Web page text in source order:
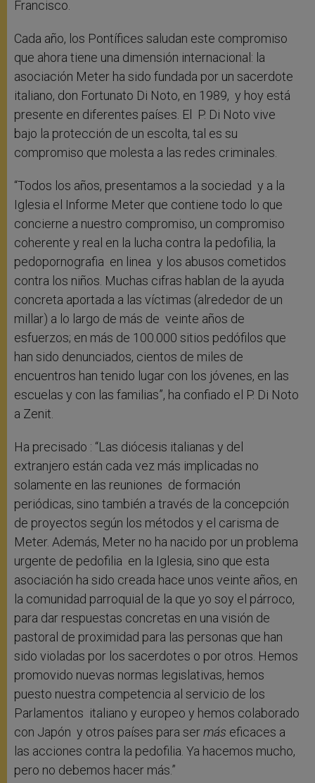
Francisco.
Cada año, los Pontífices saludan este compromiso
que ahora tiene una dimensión internacional: la
asociación Meter ha sido fundada por un sacerdote
italiano, don Fortunato Di Noto, en 1989, y hoy está
presente en diferentes países. El P. Di Noto vive
bajo la protección de un escolta, tal es su
compromiso que molesta a las redes criminales.
“Todos los años, presentamos a la sociedad y a la
Iglesia el Informe Meter que contiene todo lo que
concierne a nuestro compromiso, un compromiso
coherente y real en la lucha contra la pedofilia, la
pedopornografia en linea y los abusos cometidos
contra los niños. Muchas cifras hablan de la ayuda
concreta aportada a las víctimas (alrededor de un
millar) a lo largo de más de veinte años de
esfuerzos; en más de 100.000 sitios pedófilos que
han sido denunciados, cientos de miles de
encuentros han tenido lugar con los jóvenes, en las
escuelas y con las familias”, ha confiado el P. Di Noto
a Zenit.
Ha precisado : “Las diócesis italianas y del
extranjero están cada vez más implicadas no
solamente en las reuniones de formación
periódicas, sino también a través de la concepción
de proyectos según los métodos y el carisma de
Meter. Además, Meter no ha nacido por un problema
urgente de pedofilia en la Iglesia, sino que esta
asociación ha sido creada hace unos veinte años, en
la comunidad parroquial de la que yo soy el párroco,
para dar respuestas concretas en una visión de
pastoral de proximidad para las personas que han
sido violadas por los sacerdotes o por otros. Hemos
promovido nuevas normas legislativas, hemos
puesto nuestra competencia al servicio de los
Parlamentos italiano y europeo y hemos colaborado
con Japón y otros países para sermás eficaces a
las acciones contra la pedofilia. Ya hacemos mucho,
pero no debemos hacer más.”